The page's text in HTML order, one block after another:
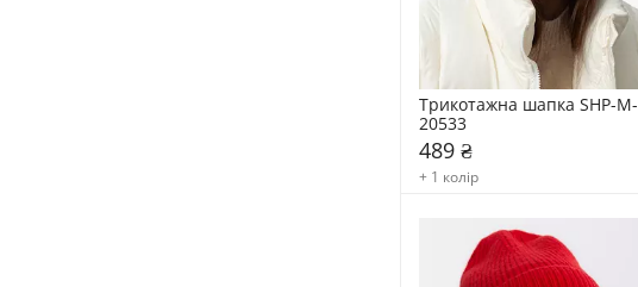
Трикотажна шапка SHP-M-
20533
489 ₴
+ 1 колір